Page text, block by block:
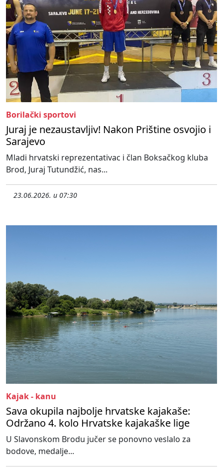
Borilački sportovi
Juraj je nezaustavljiv! Nakon Prištine osvojio i
Sarajevo
Mladi hrvatski reprezentativac i član Boksačkog kluba
Brod, Juraj Tutundžić, nas...
23.06.2026. u 07:30
Kajak - kanu
Sava okupila najbolje hrvatske kajakaše:
Održano 4. kolo Hrvatske kajakaške lige
U Slavonskom Brodu jučer se ponovno veslalo za
bodove, medalje...